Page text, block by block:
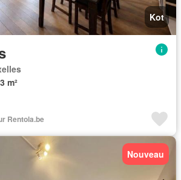
Kot
m²
Rentola.be
Nouveau